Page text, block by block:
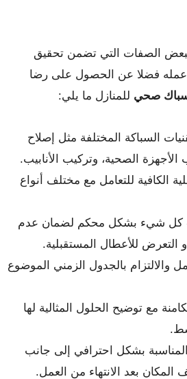
الصفات التي تضمن تحقيق
عمله فضلا عن الحصول على رضا
صحي للمنازل ما يلي:
السباكة المختلفة مثل إصلاح
الأجهزة الصحية، وتركيب الأنابيب.
الكافية للتعامل مع مختلف أنواع
كل شيء بشكل محكم لضمان عدم
التعرض للأعطال المستقبلية.
والالتزام بالجدول الزمني الموضوع
مع توضيح الحلول المثالية لها
بشكل احترافي إلى جانب
بعد الانتهاء من العمل.